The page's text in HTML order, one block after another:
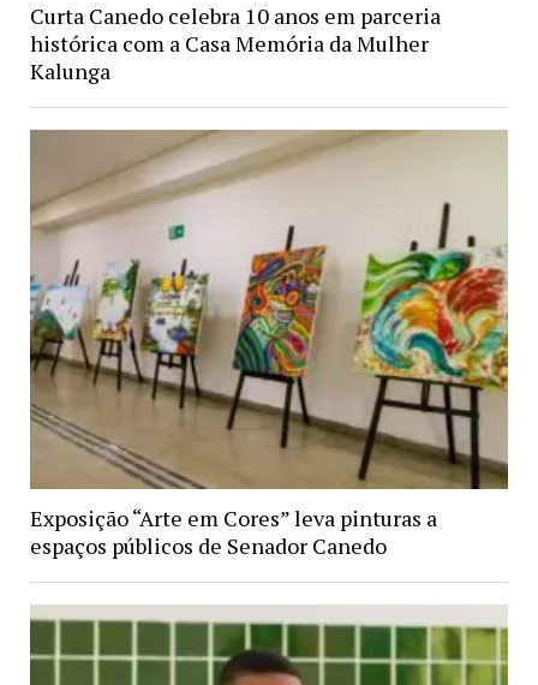
Curta Canedo celebra 10 anos em parceria
histórica com a Casa Memória da Mulher
Kalunga
Exposição “Arte em Cores” leva pinturas a
espaços públicos de Senador Canedo